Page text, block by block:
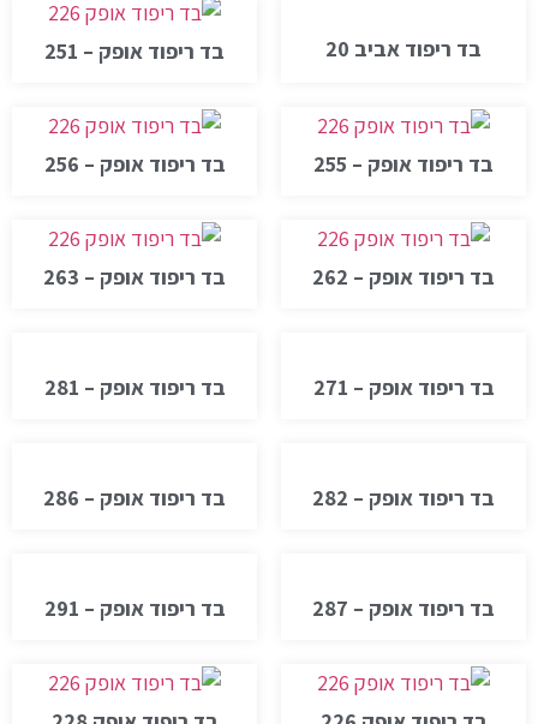
בד ריפוד אביב 20 בד ריפוד אופק – 251
בד ריפוד אופק – 255 בד ריפוד אופק – 256
בד ריפוד אופק – 262 בד ריפוד אופק – 263
בד ריפוד אופק – 271 בד ריפוד אופק – 281
בד ריפוד אופק – 282 בד ריפוד אופק – 286
בד ריפוד אופק – 287 בד ריפוד אופק – 291